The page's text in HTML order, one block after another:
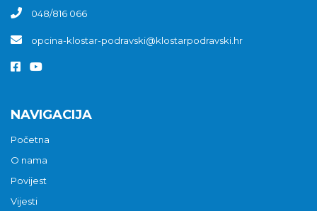
048/816 066
opcina-klostar-podravski@klostarpodravski.hr
NAVIGACIJA
Početna
O nama
Povijest
Vijesti